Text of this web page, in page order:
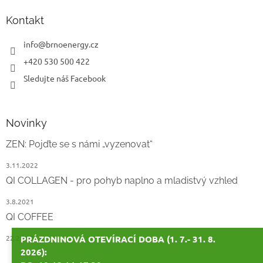
PRÁZDNINOVÁ OTEVÍRACÍ DOBA (1. 7.- 31. 8.
2026):
Kontakt
info@brnoenergy.cz
+420 530 500 422
Sledujte náš Facebook
Novinky
ZEN: Pojďte se s námi „vyzenovat“
3.11.2022
QI COLLAGEN - pro pohyb naplno a mladistvý vzhled
3.8.2021
QI COFFEE
22.2.2021